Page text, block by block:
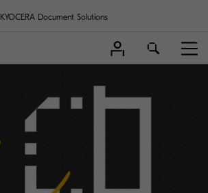
KYOCERA Document Solutions